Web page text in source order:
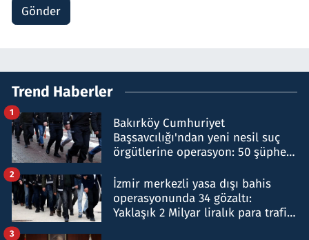
Gönder
Trend Haberler
Bakırköy Cumhuriyet
Başsavcılığı'ndan yeni nesil suç
örgütlerine operasyon: 50 şüpheli
1
İzmir merkezli yasa dışı bahis
operasyonunda 34 gözaltı:
Yaklaşık 2 Milyar liralık para trafiği
2
3